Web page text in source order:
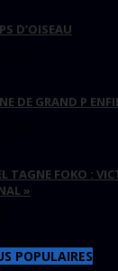
D’OISEAU
DE GRAND P
TAGNE FOKO :
»
POPULAIRES